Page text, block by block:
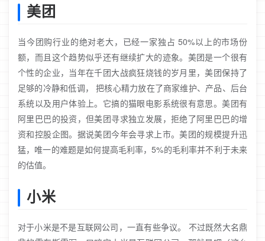
美团
当今团购行业的绝对老大，已经一家独占 50%以上的市场份
额，而且这个趋势似乎还有继续扩大的迹象。美团是一个很有
个性的企业，当年在千团大战疯狂烧钱的岁月里，美团保持了
足够的冷静和低调， 把核心精力放在了商家维护、产品、后台
系统以及用户体验上。它搞的猫眼电影系统很有意思。美团有
阿里巴巴的投资，但美团寻求独立发展，拒绝了阿里巴巴的增
资和控股企图。据说美团今年会寻求上市。美团的规模提升迅
猛，唯一的难题是如何提高毛利率，5%的毛利率并不利于未来
的估值。
小米
对于小米是不是互联网公司，一直有些争议。 不过既然大名鼎